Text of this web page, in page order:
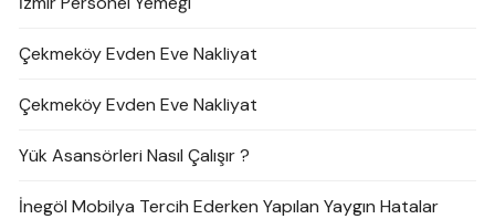
Çekmeköy Evden Eve Nakliyat
Çekmeköy Evden Eve Nakliyat
Yük Asansörleri Nasıl Çalışır ?
İnegöl Mobilya Tercih Ederken Yapılan Yaygın Hatalar